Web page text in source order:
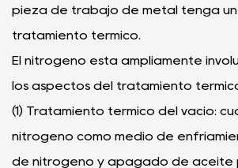
pieza de trabajo de metal tenga
tratamiento térmico.
El nitrógeno está ampliamente
los aspectos del tratamiento
(1) Tratamiento térmico del vacío:
nitrógeno como medio de
de nitrógeno y apagado de aceite